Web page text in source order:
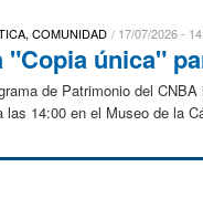
COMUNIDAD 17/07/2026 -
única"
de Patrimonio del
14:00 en el Museo de la